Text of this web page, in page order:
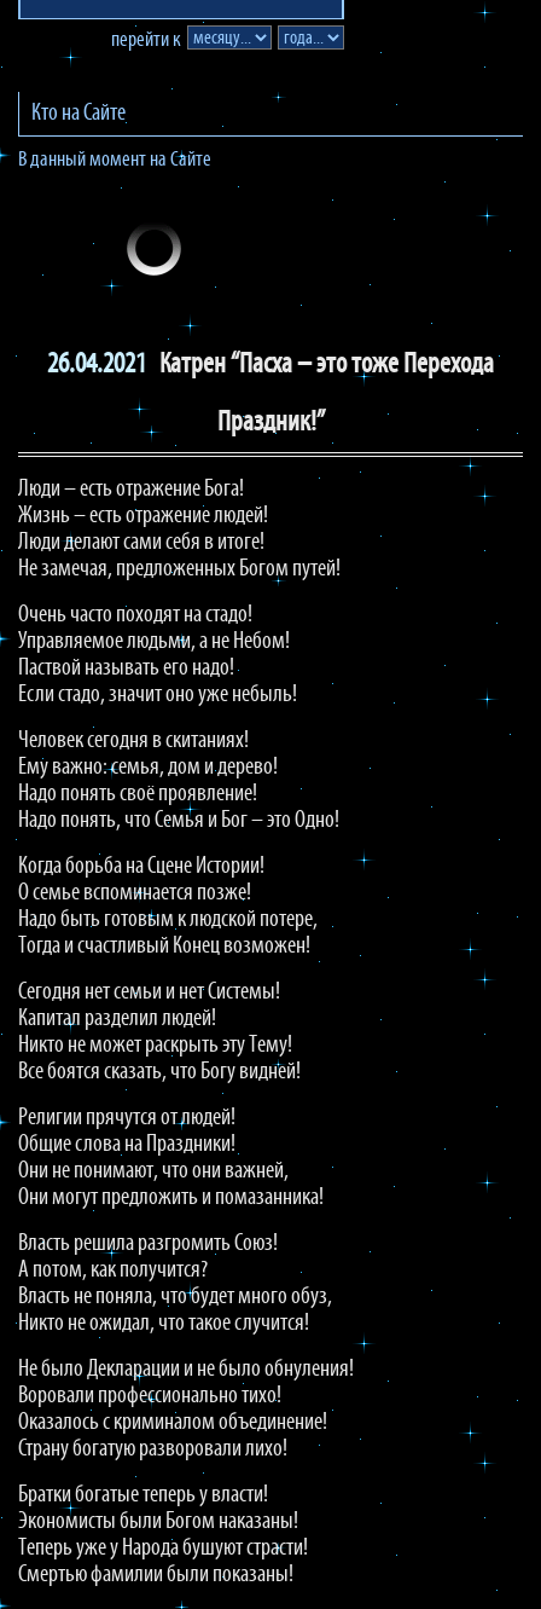
перейти к
Кто на Сайте
В данный момент на Сайте
26.04.2021 Катрен “Пасха – это тоже Перехода
Праздник!”
Люди – есть отражение Бога!
Жизнь – есть отражение людей!
Люди делают сами себя в итоге!
Не замечая, предложенных Богом путей!
Очень часто походят на стадо!
Управляемое людьми, а не Небом!
Паствой называть его надо!
Если стадо, значит оно уже небыль!
Человек сегодня в скитаниях!
Ему важно: семья, дом и дерево!
Надо понять своё проявление!
Надо понять, что Семья и Бог – это Одно!
Когда борьба на Сцене Истории!
О семье вспоминается позже!
Надо быть готовым к людской потере,
Тогда и счастливый Конец возможен!
Сегодня нет семьи и нет Системы!
Капитал разделил людей!
Никто не может раскрыть эту Тему!
Все боятся сказать, что Богу видней!
Религии прячутся от людей!
Общие слова на Праздники!
Они не понимают, что они важней,
Они могут предложить и помазанника!
Власть решила разгромить Союз!
А потом, как получится?
Власть не поняла, что будет много обуз,
Никто не ожидал, что такое случится!
Не было Декларации и не было обнуления!
Воровали профессионально тихо!
Оказалось с криминалом объединение!
Страну богатую разворовали лихо!
Братки богатые теперь у власти!
Экономисты были Богом наказаны!
Теперь уже у Народа бушуют страсти!
Смертью фамилии были показаны!